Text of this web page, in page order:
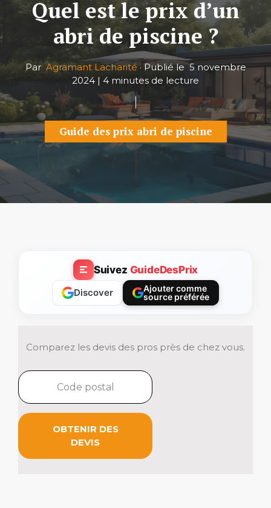
Quel est le prix d’un
abri de piscine ?
ParAgramant Lacharité· Publié le5 novembre
2024 | 4 minutes de lecture
Guide des prix abri de piscine
Suivez GuideDesPrix
Discover
Ajouter comme
source préférée
Comparez les devis des pros près de chez vous.
OBTENIR DES
DEVIS